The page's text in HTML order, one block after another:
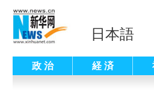
日本語
政 治 経 済